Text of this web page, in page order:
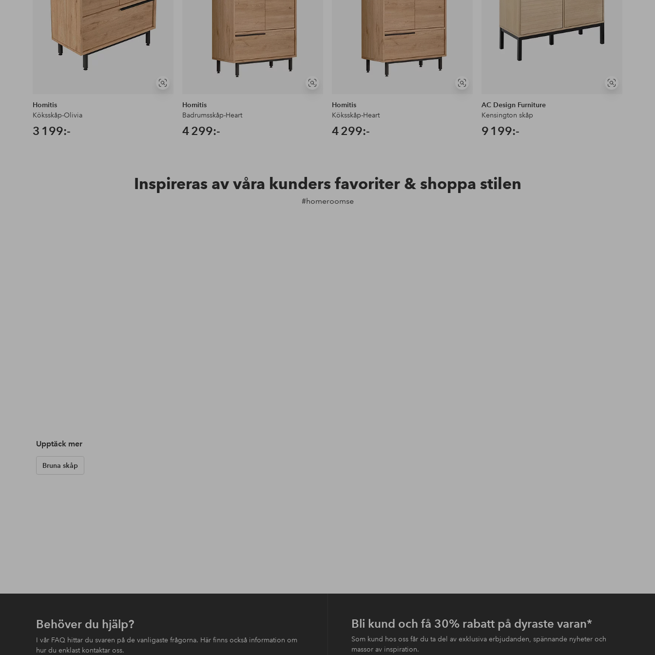
Visa
Homitis
Köksskåp-Olivia
3 199:-
Visa
Homitis
Badrumsskåp-Heart
4 299:-
Visa
Homitis
Köksskåp-Heart
4 299:-
Visa
AC Design Furniture
Kensington skåp
9 199:-
Inspireras av våra kunders favoriter & shoppa stilen
#homeroomse
Upptäck mer
Bruna skåp
Behöver du hjälp?
I vår FAQ hittar du svaren på de vanligaste frågorna. Här finns också information om
hur du enklast kontaktar oss.
Bli kund och få 30% rabatt på dyraste varan*
Som kund hos oss får du ta del av exklusiva erbjudanden, spännande nyheter och
massor av inspiration.